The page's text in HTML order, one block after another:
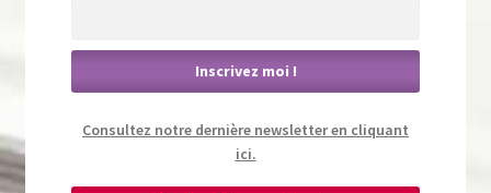
Consultez notre dernière newsletter en cliquant
ici.